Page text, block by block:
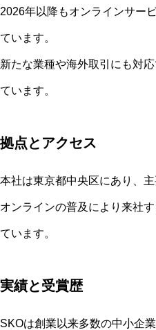
2026年以降もオンラインサー
ています。
新たな業種や海外取引にも対
ています。
拠点とアクセス
本社は東京都中央区にあり、
オンラインの普及により来社
ています。
実績と受賞歴
SKOは創業以来多数の中小企